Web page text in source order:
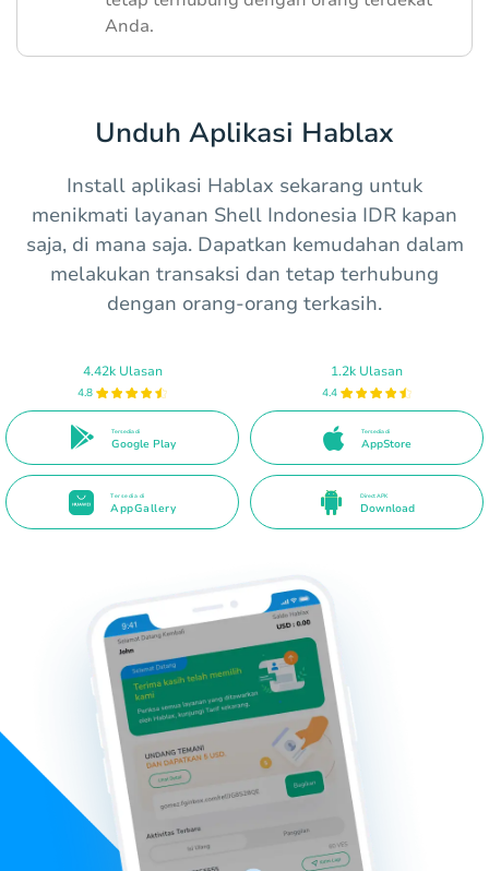
Anda.
Unduh Aplikasi Hablax
Install aplikasi Hablax sekarang untuk
menikmati layanan Shell Indonesia IDR kapan
saja, di mana saja. Dapatkan kemudahan dalam
melakukan transaksi dan tetap terhubung
dengan orang-orang terkasih.
4.42k Ulasan
4.8
Tersedia di
Google Play
1.2k Ulasan
4.4
Tersedia di
AppStore
Tersedia di
AppGallery
Direct APK
Download